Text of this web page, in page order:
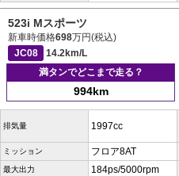
523i Mスポーツ
新車時価格698万円(税込)
JC08
14.2km/L
満タンでどこまで走る？
994km
排気量 1997cc
ミッション フロア8AT
最大出力 184ps/5000rpm